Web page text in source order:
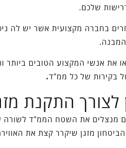
שלכם.
בחברה מקצועית אשר יש לה
אנשי המקצוע הטובים ביותר
בקירות של כל ממ"ד.
לצורך התקנת
מנצלים את השטח הממ"ד לשורה
מזגן שיקרר קצת את